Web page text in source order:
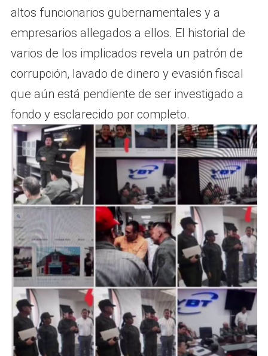
altos funcionarios gubernamentales y a
empresarios allegados a ellos. El historial de
varios de los implicados revela un patrón de
corrupción, lavado de dinero y evasión fiscal
que aún está pendiente de ser investigado a
fondo y esclarecido por completo.